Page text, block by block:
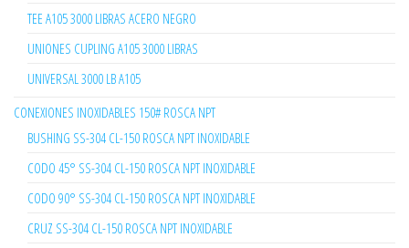
TEE A105 3000 LIBRAS ACERO NEGRO
UNIONES CUPLING A105 3000 LIBRAS
UNIVERSAL 3000 LB A105
CONEXIONES INOXIDABLES 150# ROSCA NPT
BUSHING SS-304 CL-150 ROSCA NPT INOXIDABLE
CODO 45° SS-304 CL-150 ROSCA NPT INOXIDABLE
CODO 90° SS-304 CL-150 ROSCA NPT INOXIDABLE
CRUZ SS-304 CL-150 ROSCA NPT INOXIDABLE